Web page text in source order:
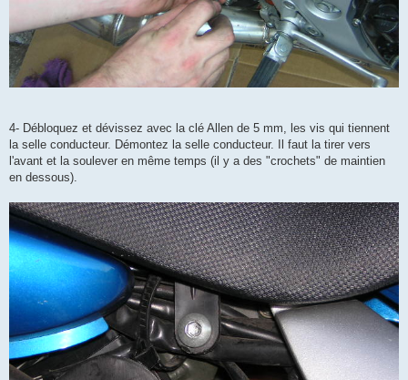
4- Débloquez et dévissez avec la clé Allen de 5 mm, les vis qui tiennent
la selle conducteur. Démontez la selle conducteur. Il faut la tirer vers
l'avant et la soulever en même temps (il y a des "crochets" de maintien
en dessous).